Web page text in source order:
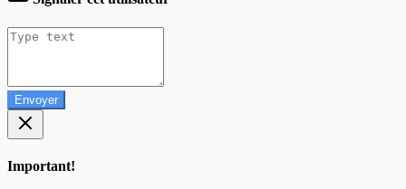
Envoyer
Important!